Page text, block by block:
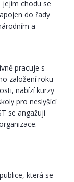
jejím chodu se
do řady
a
pracuje s
založení roku
nabízí kurzy
pro neslyšící
se angažují
která se